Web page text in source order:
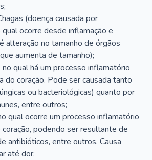
(doença causada por
ocorre desde inflamação e
alteração no tamanho de órgãos
aumenta de tamanho);
no qual há um processo inflamatório
do coração. Pode ser causada tanto
ou bacteriológicas) quanto por
entre outros;
qual ocorre um processo inflamatório
podendo ser resultante de
antibióticos, entre outros. Causa
até dor;